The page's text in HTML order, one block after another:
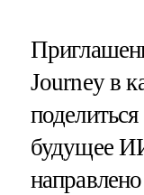
Journey в
будущее